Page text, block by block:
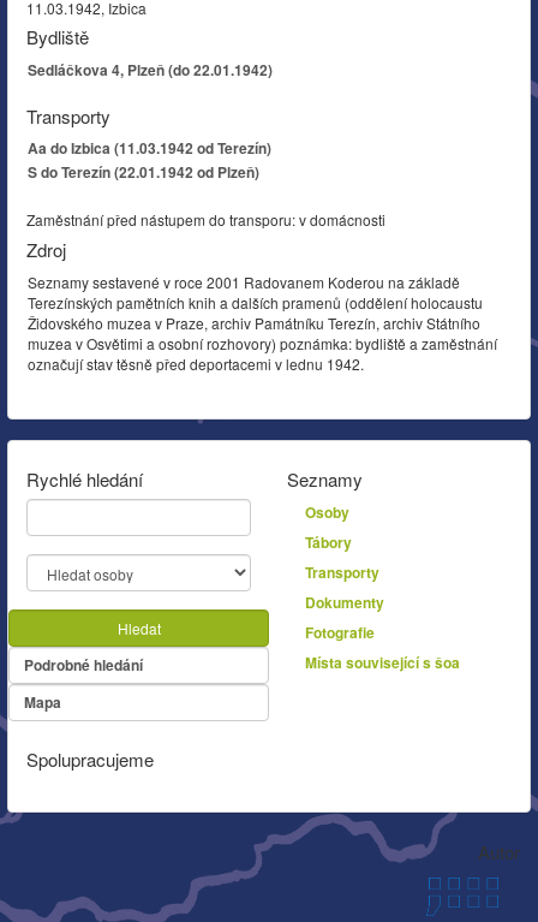
11.03.1942, Izbica
Bydliště
Sedláčkova 4, Plzeň (do 22.01.1942)
Transporty
Aa do Izbica (11.03.1942 od Terezín)
S do Terezín (22.01.1942 od Plzeň)
Zaměstnání před nástupem do transporu: v domácnosti
Zdroj
Seznamy sestavené v roce 2001 Radovanem Koderou na základě
Terezínských pamětních knih a dalších pramenů (oddělení holocaustu
Židovského muzea v Praze, archiv Památníku Terezín, archiv Státního
muzea v Osvětimi a osobní rozhovory) poznámka: bydliště a zaměstnání
označují stav těsně před deportacemi v lednu 1942.
Rychlé hledání
Hledat
Podrobné hledání
Mapa
Seznamy
Osoby
Tábory
Transporty
Dokumenty
Fotografie
Místa související s šoa
Spolupracujeme
Autor